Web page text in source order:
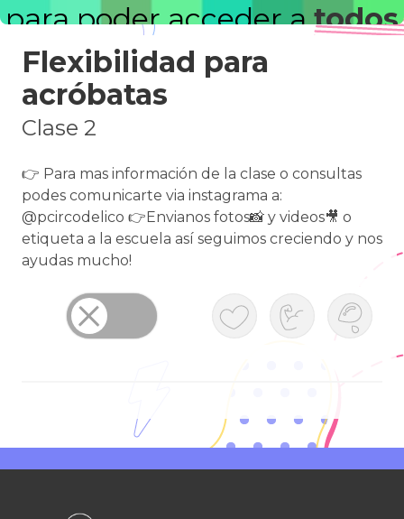
para poder acceder atodos
los videos!
Flexibilidad para
acróbatas
Clase 2
👉 Para mas información de la clase o consultas
podes comunicarte via instagrama a:
@pcircodelico 👉Envianos fotos📸 y videos🎥 o
etiqueta a la escuela así seguimos creciendo y nos
ayudas mucho!